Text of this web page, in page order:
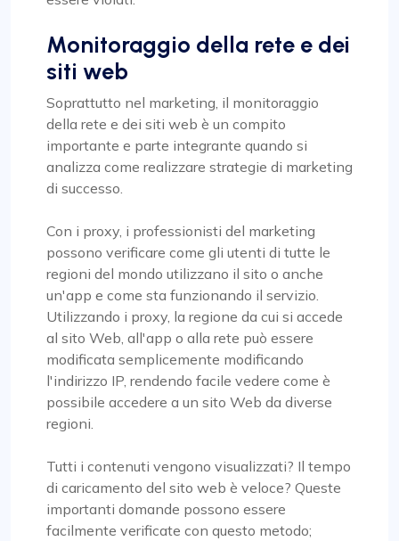
Monitoraggio della rete e dei
siti web
Soprattutto nel marketing, il monitoraggio
della rete e dei siti web è un compito
importante e parte integrante quando si
analizza come realizzare strategie di marketing
di successo.
Con i proxy, i professionisti del marketing
possono verificare come gli utenti di tutte le
regioni del mondo utilizzano il sito o anche
un'app e come sta funzionando il servizio.
Utilizzando i proxy, la regione da cui si accede
al sito Web, all'app o alla rete può essere
modificata semplicemente modificando
l'indirizzo IP, rendendo facile vedere come è
possibile accedere a un sito Web da diverse
regioni.
Tutti i contenuti vengono visualizzati? Il tempo
di caricamento del sito web è veloce? Queste
importanti domande possono essere
facilmente verificate con questo metodo;